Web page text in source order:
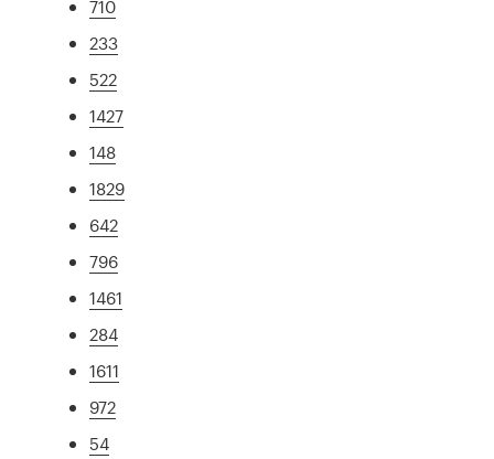
710
233
522
1427
148
1829
642
796
1461
284
1611
972
54